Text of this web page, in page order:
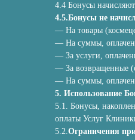
4.4 Бонусы
4.5.Бонусы не
— На товары
— На суммы,
— За услуги,
— За возвращенные
— На суммы,
5. Использование
5.1. Бонусы,
оплаты Услуг
5.2.Ограничения